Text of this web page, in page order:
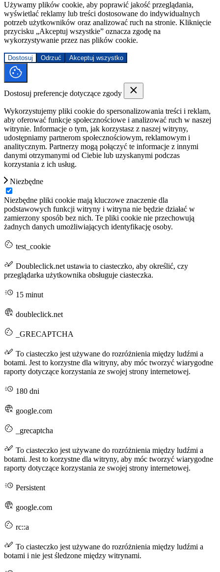
Używamy plików cookie, aby poprawić jakość przeglądania,
wyświetlać reklamy lub treści dostosowane do indywidualnych
potrzeb użytkowników oraz analizować ruch na stronie. Kliknięcie
przycisku „Akceptuj wszystkie” oznacza zgodę na
wykorzystywanie przez nas plików cookie.
Dostosuj Odrzuć Akceptuj wszystko
Dostosuj preferencje dotyczące zgody
Wykorzystujemy pliki cookie do spersonalizowania treści i reklam,
aby oferować funkcje społecznościowe i analizować ruch w naszej
witrynie. Informacje o tym, jak korzystasz z naszej witryny,
udostępniamy partnerom społecznościowym, reklamowym i
analitycznym. Partnerzy mogą połączyć te informacje z innymi
danymi otrzymanymi od Ciebie lub uzyskanymi podczas
korzystania z ich usług.
Niezbędne
Niezbędne pliki cookie mają kluczowe znaczenie dla
podstawowych funkcji witryny i witryna nie będzie działać w
zamierzony sposób bez nich. Te pliki cookie nie przechowują
żadnych danych umożliwiających identyfikację osoby.
test_cookie
Doubleclick.net ustawia to ciasteczko, aby określić, czy
przeglądarka użytkownika obsługuje ciasteczka.
15 minut
doubleclick.net
_GRECAPTCHA
To ciasteczko jest używane do rozróżnienia między ludźmi a
botami. Jest to korzystne dla witryny, aby móc tworzyć wiarygodne
raporty dotyczące korzystania ze swojej strony internetowej.
180 dni
google.com
_grecaptcha
To ciasteczko jest używane do rozróżnienia między ludźmi a
botami. Jest to korzystne dla witryny, aby móc tworzyć wiarygodne
raporty dotyczące korzystania ze swojej strony internetowej.
Persistent
google.com
rc::a
To ciasteczko jest używane do rozróżnienia między ludźmi a
botami i nie jest śledzone między witrynami.